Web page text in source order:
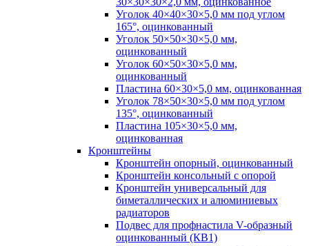
Уголок 40×40×30×5,0 мм под углом
165°, оцинкованный
Уголок 50×50×30×5,0 мм,
оцинкованный
Уголок 60×50×30×5,0 мм,
оцинкованный
Пластина 60×30×5,0 мм, оцинкованная
Уголок 78×50×30×5,0 мм под углом
135°, оцинкованный
Пластина 105×30×5,0 мм,
оцинкованная
Кронштейны
Кронштейн опорный, оцинкованный
Кронштейн консольный с опорой
Кронштейн универсальный для
биметаллических и алюминиевых
радиаторов
Подвес для профнастила V-образный
оцинкованный (КВ1)